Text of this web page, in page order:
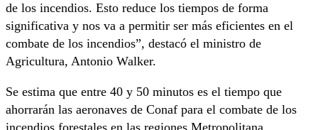
de los incendios. Esto reduce los tiempos de forma
significativa y nos va a permitir ser más eficientes en el
combate de los incendios”, destacó el ministro de
Agricultura, Antonio Walker.
Se estima que entre 40 y 50 minutos es el tiempo que
ahorrarán las aeronaves de Conaf para el combate de los